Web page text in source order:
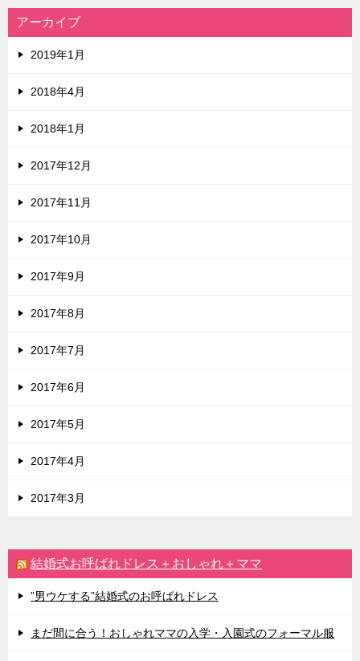
アーカイブ
2019年1月
2018年4月
2018年1月
2017年12月
2017年11月
2017年10月
2017年9月
2017年8月
2017年7月
2017年6月
2017年5月
2017年4月
2017年3月
結婚式お呼ばれドレス＋おしゃれ＋ママ
”男ウケする”結婚式のお呼ばれドレス
まだ間に合う！おしゃれママの入学・入園式のフォーマル服